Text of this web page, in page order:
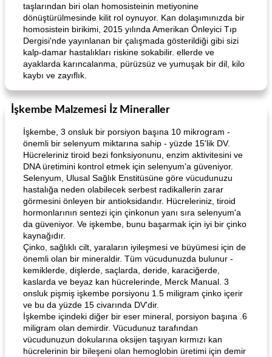
taşlarından biri olan homosisteinin metiyonine
dönüştürülmesinde kilit rol oynuyor. Kan dolaşımınızda bir
homosistein birikimi, 2015 yılında Amerikan Önleyici Tıp
Dergisi'nde yayınlanan bir çalışmada gösterildiği gibi sizi
kalp-damar hastalıkları riskine sokabilir. ellerde ve
ayaklarda karıncalanma, pürüzsüz ve yumuşak bir dil, kilo
kaybı ve zayıflık.
İşkembe Malzemesi İz Mineraller
İşkembe, 3 onsluk bir porsiyon başına 10 mikrogram -
önemli bir selenyum miktarına sahip - yüzde 15'lik DV.
Hücreleriniz tiroid bezi fonksiyonunu, enzim aktivitesini ve
DNA üretimini kontrol etmek için selenyum'a güveniyor.
Selenyum, Ulusal Sağlık Enstitüsüne göre vücudunuzu
hastalığa neden olabilecek serbest radikallerin zarar
görmesini önleyen bir antioksidandır. Hücreleriniz, tiroid
hormonlarının sentezi için çinkonun yanı sıra selenyum'a
da güveniyor. Ve işkembe, bunu başarmak için iyi bir çinko
kaynağıdır.
Çinko, sağlıklı cilt, yaraların iyileşmesi ve büyümesi için de
önemli olan bir mineraldir. Tüm vücudunuzda bulunur -
kemiklerde, dişlerde, saçlarda, deride, karaciğerde,
kaslarda ve beyaz kan hücrelerinde, Merck Manual. 3
onsluk pişmiş işkembe porsiyonu 1.5 miligram çinko içerir
ve bu da yüzde 15 civarında DV'dir.
İşkembe içindeki diğer bir eser mineral, porsiyon başına .6
miligram olan demirdir. Vücudunuz tarafından
vücudunuzun dokularına oksijen taşıyan kırmızı kan
hücrelerinin bir bileşeni olan hemoglobin üretimi için demir